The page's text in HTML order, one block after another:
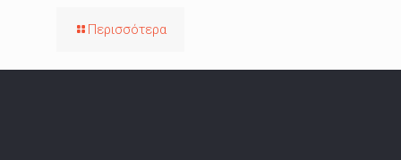
Περισσότερα